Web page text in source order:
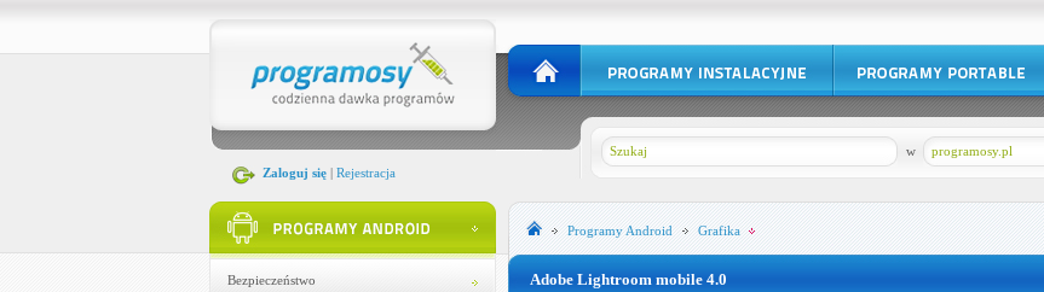
Zaloguj się| Rejestracja
programosy.pl
w
Bezpieczeństwo
ProgramyAndroid Grafika
Adobe Lightroom mobile 4.0